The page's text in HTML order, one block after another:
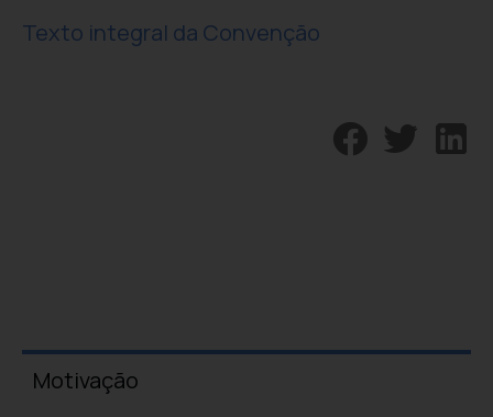
Texto integral da Convenção
Motivação